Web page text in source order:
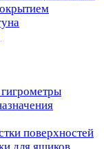
поверхностей